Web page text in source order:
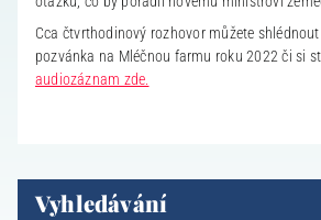
Cca čtvrthodinový rozhovor můžete
pozvánka na Mléčnou farmu roku 2022 či si
audiozáznam zde.
Vyhledávání